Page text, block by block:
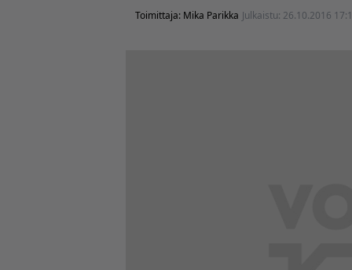
Toimittaja: Mika Parikka Julkaistu: 26.10.2016